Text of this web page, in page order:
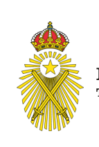
innehållet